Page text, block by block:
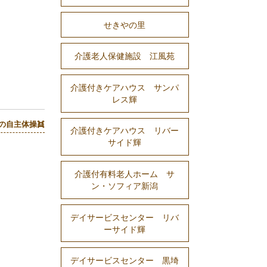
自主体操👯
せきやの里
介護老人保健施設 江風苑
介護付きケアハウス サンパ
レス輝
介護付きケアハウス リバー
サイド輝
介護付有料老人ホーム サ
ン・ソフィア新潟
デイサービスセンター リバ
ーサイド輝
デイサービスセンター 黒埼